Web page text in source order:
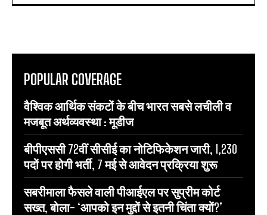
POPULAR COVERAGE
वैश्विक आर्थिक संकटों के बीच भारत सबसे लचीली व
मजबूत अर्थव्यवस्था : मूडीज
बीपीएससी 72वीं सीसीई का नोटिफिकेशन जारी, 1,230
पदों पर होगी भर्ती, 7 मई से आवेदन प्रक्रिया शुरू
सबरीमाला फैसले वाली पीआईएल पर सुप्रीम कोर्ट
सख्त, बोला- ‘आपको इन मुद्दों से इतनी चिंता क्यों?’